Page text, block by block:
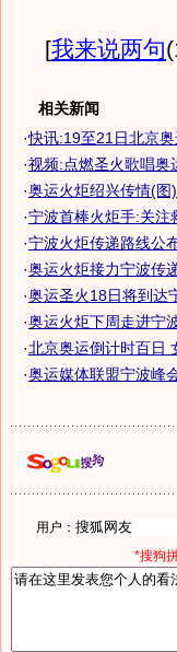
[我来说两句
相关新闻
·快讯:19至21日北京
·视频:点燃圣火歌唱奥
·奥运火炬绍兴传情(图)
·宁波首棒火炬手:关注
·宁波火炬传递路线公
·奥运火炬接力宁波传
·奥运圣火18日将到达
·奥运火炬下周走进宁
·北京奥运倒计时百日
·奥运媒体联盟宁波峰
用户：
*搜狗